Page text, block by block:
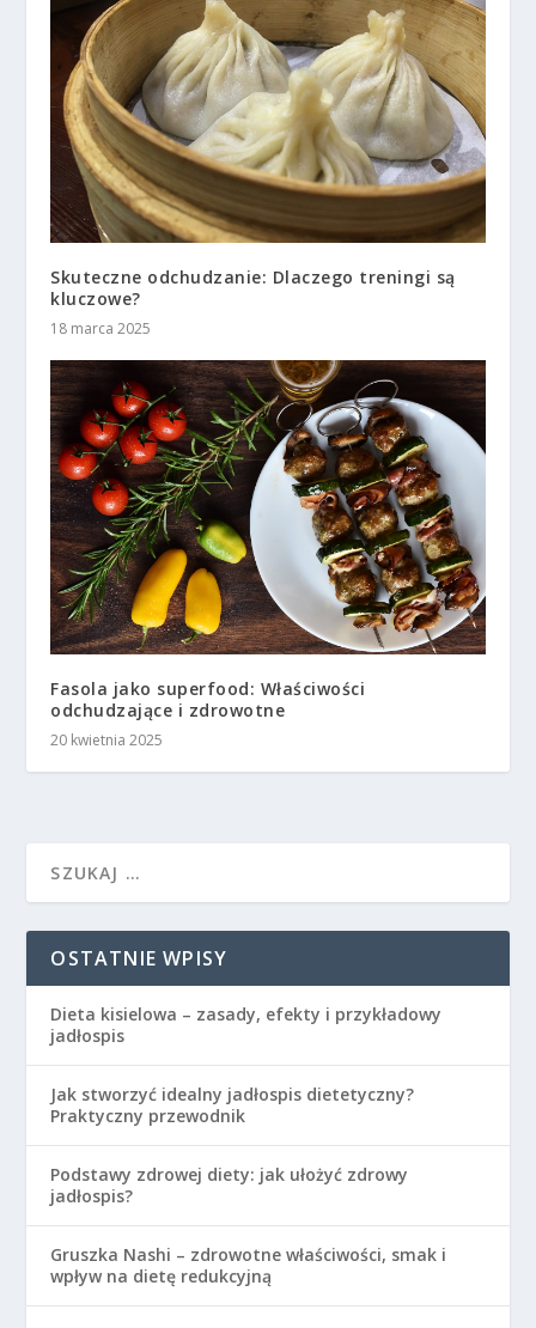
Skuteczne odchudzanie: Dlaczego treningi są
kluczowe?
18 marca 2025
Fasola jako superfood: Właściwości
odchudzające i zdrowotne
20 kwietnia 2025
OSTATNIE WPISY
Dieta kisielowa – zasady, efekty i przykładowy
jadłospis
Jak stworzyć idealny jadłospis dietetyczny?
Praktyczny przewodnik
Podstawy zdrowej diety: jak ułożyć zdrowy
jadłospis?
Gruszka Nashi – zdrowotne właściwości, smak i
wpływ na dietę redukcyjną